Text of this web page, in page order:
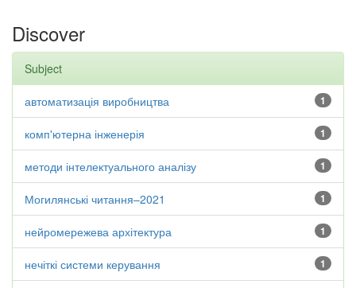
Discover
Subject
1
автоматизація виробництва
1
комп'ютерна інженерія
1
методи інтелектуального аналізу
1
Могилянські читання–2021
1
нейромережева архітектура
1
нечіткі системи керування